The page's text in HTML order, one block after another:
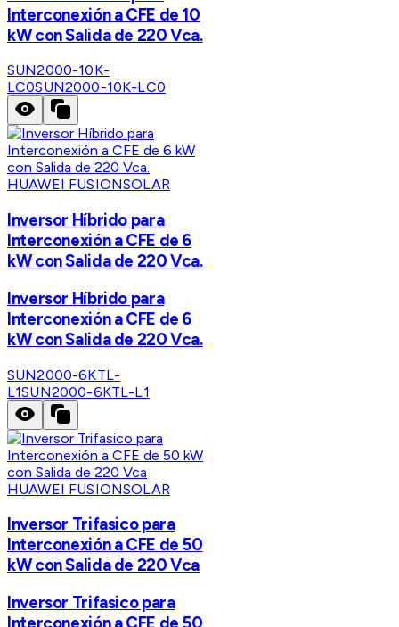
Interconexión a CFE de 10
kW con Salida de 220 Vca.
SUN2000-10K-
LC0SUN2000-10K-LC0
HUAWEI FUSIONSOLAR
Inversor Híbrido para
Interconexión a CFE de 6
kW con Salida de 220 Vca.
Inversor Híbrido para
Interconexión a CFE de 6
kW con Salida de 220 Vca.
SUN2000-6KTL-
L1SUN2000-6KTL-L1
HUAWEI FUSIONSOLAR
Inversor Trifasico para
Interconexión a CFE de 50
kW con Salida de 220 Vca
Inversor Trifasico para